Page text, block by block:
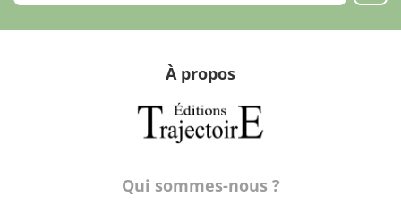
À propos
Qui sommes-nous ?